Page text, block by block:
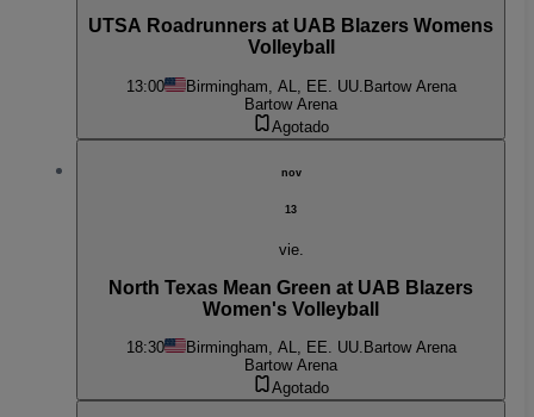
UTSA Roadrunners at UAB Blazers Womens
Volleyball
13:00 Birmingham, AL, EE. UU. Bartow Arena
Bartow Arena
Agotado
nov
13
vie.
North Texas Mean Green at UAB Blazers
Women's Volleyball
18:30 Birmingham, AL, EE. UU. Bartow Arena
Bartow Arena
Agotado